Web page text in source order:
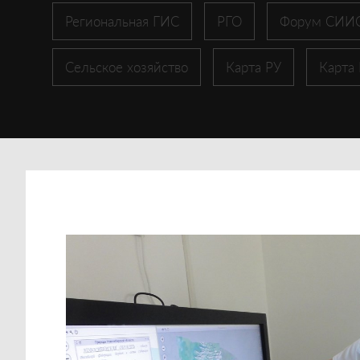
Региональная ГИС РГО Форум
Сельское хозяйство Карта РУ